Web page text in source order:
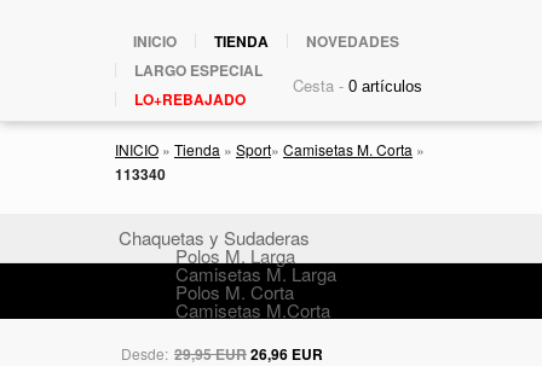
INICIO TIENDA
NOVEDADES
LARGO ESPECIAL
LO+REBAJADO
Cesta -
INICIO » Tienda » Sport» Camisetas M. Corta »
113340
Chaquetas y Sudaderas
Polos M. Larga
Camisetas M. Larga
Polos M. Corta
Camisetas M.Corta
Desde: 29,95 EUR26,96 EUR